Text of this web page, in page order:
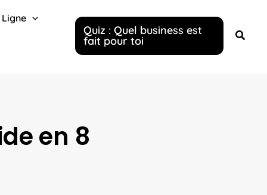
Quiz : Quel business est
fait pour toi
en 8